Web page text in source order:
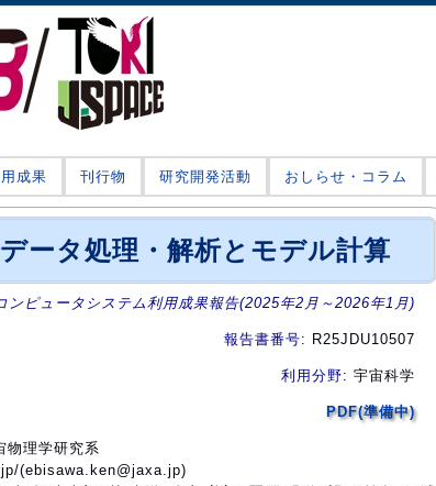
成果 刊行物 研究開発活動 おしらせ・コラム
ータ処理・解析とモデル計算
ンピュータシステム利用成果報告(2025年2月～2026年1月)
報告書番号: R25JDU10507
利用分野: 宇宙科学
PDF(準備中)
物理学研究系
(ebisawa.ken@jaxa.jp)